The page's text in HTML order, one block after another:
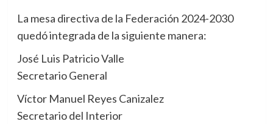
La mesa directiva de la Federación 2024-2030
quedó integrada de la siguiente manera:
José Luis Patricio Valle
Secretario General
Víctor Manuel Reyes Canizalez
Secretario del Interior